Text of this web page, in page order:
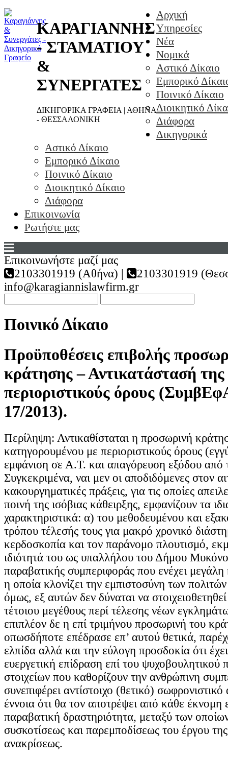
ΚΑΡΑΓΙΑΝΝΗΣ
- ΣΤΑΜΑΤΙΟΥ
&
ΣΥΝΕΡΓΑΤΕΣ
ΔΙΚΗΓΟΡΙΚΑ ΓΡΑΦΕΙΑ | ΑΘΗΝΑ
- ΘΕΣΣΑΛΟΝΙΚΗ
Αρχική
Υπηρεσίες
Νέα
Νομικά
Αστικό Δίκαιο
Εμπορικό
Ποινικό Δίκαιο
Διοικητικό
Διάφορα
Δικηγορικά
Αστικό Δίκαιο
Εμπορικό Δίκαιο
Ποινικό Δίκαιο
Διοικητικό Δίκαιο
Διάφορα
Επικοινωνία
Ρωτήστε μας
Επικοινωνήστε μαζί μας
2103301919 (Αθήνα) |
2103301919
info@karagiannislawfirm.gr
Ποινικό Δίκαιο
Προϋποθέσεις επιβολής
κράτησης – Αντικατάστασή της
περιοριστικούς όρους
17/2013).
Περίληψη: Αντικαθίσταται η προσωρινή
κατηγορουμένου με περιοριστικούς όρους
εμφάνιση σε Α.Τ. και απαγόρευση εξόδου από
Συγκεκριμένα, ναι μεν οι αποδιδόμενες στον
κακουργηματικές πράξεις, για τις οποίες
ποινή της ισόβιας κάθειρξης, εμφανίζουν τα
χαρακτηριστικά: α) του μεθοδευμένου και
τρόπου τέλεσής τους για μακρό χρονικό
κερδοσκοπία και τον παράνομο πλουτισμό,
ιδιότητά του ως υπαλλήλου του Δήμου
παραβατικής συμπεριφοράς που ενέχει μεγάλη
η οποία κλονίζει την εμπιστοσύνη των
όμως, εξ αυτών δεν δύναται να
τέτοιου μεγέθους περί τέλεσης νέων
επιπλέον δε η επί τριμήνου προσωρινή του
οπωσδήποτε επέδρασε επ’ αυτού θετικά,
ελπίδα αλλά και την εύλογη προσδοκία ότι
ευεργετική επίδραση επί του ψυχοβουλητικού
στοιχείων που καθορίζουν την ανθρώπινη
συνεπιφέρει αντίστοιχο (θετικό)
έννοια ότι θα τον αποτρέψει από κάθε έκνομη
παραβατική δραστηριότητα, μεταξύ των
συσκοτίσεως και παρεμποδίσεως του έργου
ανακρίσεως.